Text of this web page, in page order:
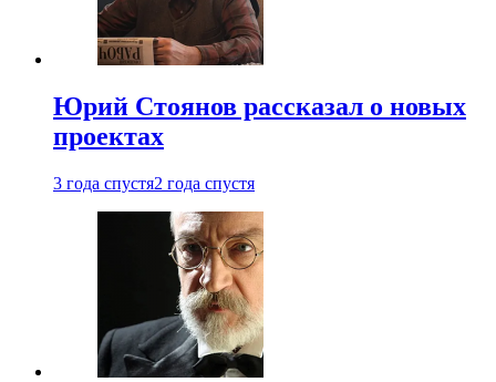
Юрий Стоянов рассказал о новых
проектах
3 года спустя2 года спустя